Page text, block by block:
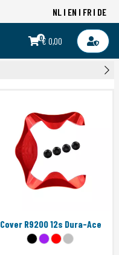
NL EN FR DE
0€ 0,00
Cover R9200 12s Dura-Ace